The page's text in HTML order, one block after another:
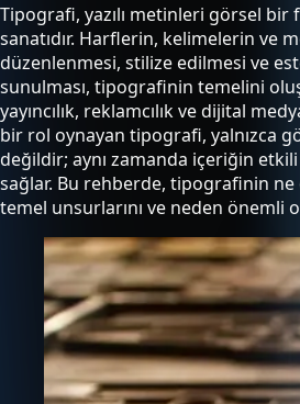
Tipografi, yazılı metinleri görsel
sanatıdır. Harflerin, kelimelerin ve
düzenlenmesi, stilize edilmesi ve
sunulması, tipografinin temelini
yayıncılık, reklamcılık ve dijital
bir rol oynayan tipografi, yalnızca
değildir; aynı zamanda içeriğin
sağlar. Bu rehberde, tipografinin
temel unsurlarını ve neden önemli